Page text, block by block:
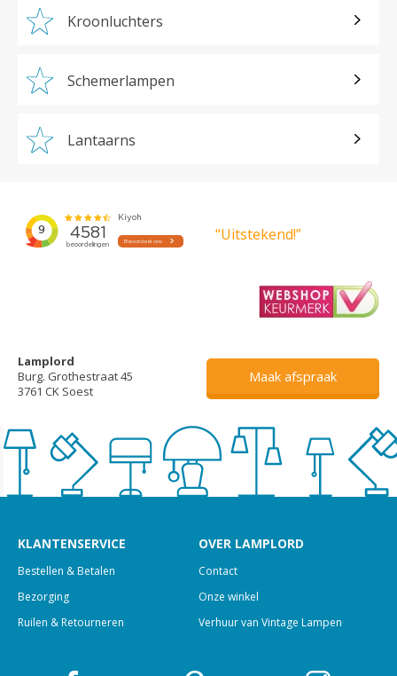
Kroonluchters
Schemerlampen
Lantaarns
“Uitstekend!”
Lamplord
Burg. Grothestraat 45
3761 CK Soest
Maak afspraak
KLANTENSERVICE
Bestellen & Betalen
Bezorging
Ruilen & Retourneren
OVER LAMPLORD
Contact
Onze winkel
Verhuur van Vintage Lampen